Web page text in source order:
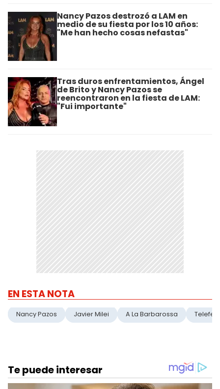
Nancy Pazos destrozó a LAM en
medio de su fiesta por los 10 años:
"Me han hecho cosas nefastas"
Tras duros enfrentamientos, Ángel
de Brito y Nancy Pazos se
reencontraron en la fiesta de LAM:
"Fui importante"
EN ESTA NOTA
Nancy Pazos Javier Milei A La Barbarossa Telefe